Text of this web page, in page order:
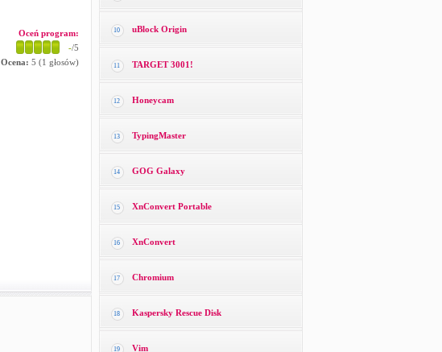
Oceń program:
-/5
Ocena: 5 (1 głosów)
10 uBlock Origin
11 TARGET 3001!
12 Honeycam
13 TypingMaster
14 GOG Galaxy
15 XnConvert Portable
16 XnConvert
17 Chromium
18 Kaspersky Rescue Disk
19 Vim